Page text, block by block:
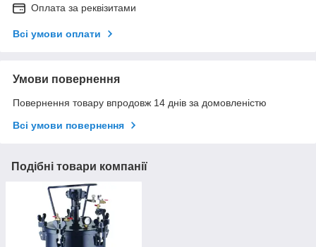
Оплата за реквізитами
Всі умови оплати
Умови повернення
Повернення товару впродовж 14 днів за домовленістю
Всі умови повернення
Подібні товари компанії